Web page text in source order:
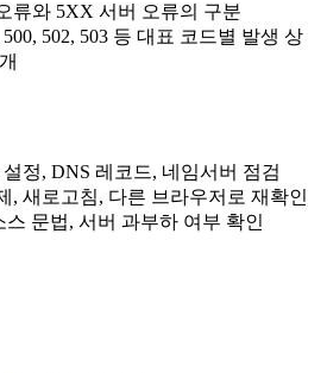
류와 5XX 서버 오류의 구분
500, 502, 503 등 대표 코드별 발생 상
정, DNS 레코드, 네임서버 점검
, 새로고침, 다른 브라우저로 재확인
문법, 서버 과부하 여부 확인